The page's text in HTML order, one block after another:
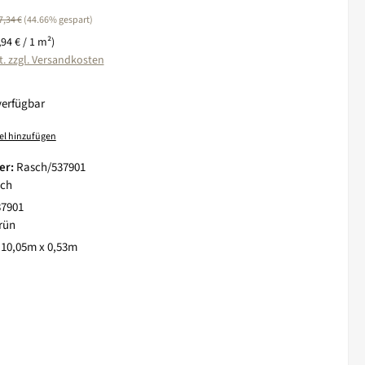
Preis:
€ (44.66% gespart)
€ / 1 m²)
zzgl. Versandkosten
hinzufügen
Rasch/537901
10,05m x 0,53m